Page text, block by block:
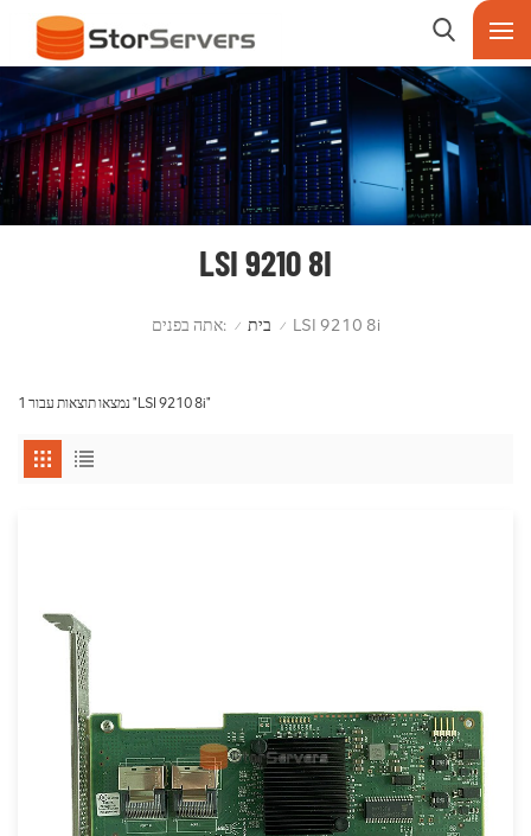
LSI 9210 8I
אתה בפנים: / בית / LSI 9210 8i
1 נמצאו תוצאות עבור "LSI 9210 8i"